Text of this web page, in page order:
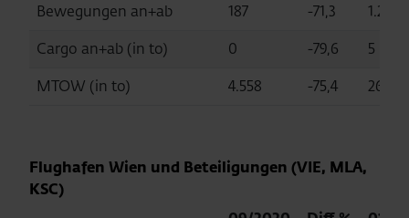
Bewegungen an+ab
187 -71,3
1.273
Cargo an+ab (in to)
0 -79,6
5
MTOW (in to)
4.558 -75,4 26.525
Flughafen Wien und Beteiligungen (VIE, MLA,
KSC)